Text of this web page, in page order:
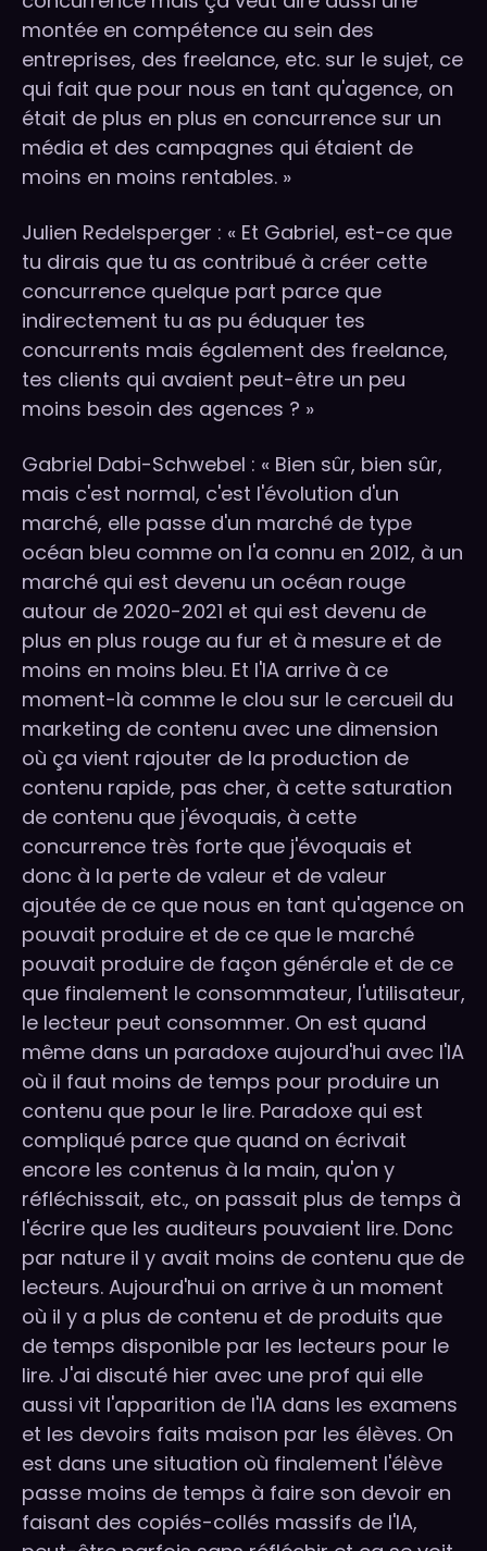
montée en compétence au sein des
entreprises, des freelance, etc. sur le sujet, ce
qui fait que pour nous en tant qu'agence, on
était de plus en plus en concurrence sur un
média et des campagnes qui étaient de
moins en moins rentables. »
Julien Redelsperger : « Et Gabriel, est-ce que
tu dirais que tu as contribué à créer cette
concurrence quelque part parce que
indirectement tu as pu éduquer tes
concurrents mais également des freelance,
tes clients qui avaient peut-être un peu
moins besoin des agences ? »
Gabriel Dabi-Schwebel : « Bien sûr, bien sûr,
mais c'est normal, c'est l'évolution d'un
marché, elle passe d'un marché de type
océan bleu comme on l'a connu en 2012, à un
marché qui est devenu un océan rouge
autour de 2020-2021 et qui est devenu de
plus en plus rouge au fur et à mesure et de
moins en moins bleu. Et l'IA arrive à ce
moment-là comme le clou sur le cercueil du
marketing de contenu avec une dimension
où ça vient rajouter de la production de
contenu rapide, pas cher, à cette saturation
de contenu que j'évoquais, à cette
concurrence très forte que j'évoquais et
donc à la perte de valeur et de valeur
ajoutée de ce que nous en tant qu'agence on
pouvait produire et de ce que le marché
pouvait produire de façon générale et de ce
que finalement le consommateur, l'utilisateur,
le lecteur peut consommer. On est quand
même dans un paradoxe aujourd'hui avec l'IA
où il faut moins de temps pour produire un
contenu que pour le lire. Paradoxe qui est
compliqué parce que quand on écrivait
encore les contenus à la main, qu'on y
réfléchissait, etc., on passait plus de temps à
l'écrire que les auditeurs pouvaient lire. Donc
par nature il y avait moins de contenu que de
lecteurs. Aujourd'hui on arrive à un moment
où il y a plus de contenu et de produits que
de temps disponible par les lecteurs pour le
lire. J'ai discuté hier avec une prof qui elle
aussi vit l'apparition de l'IA dans les examens
et les devoirs faits maison par les élèves. On
est dans une situation où finalement l'élève
passe moins de temps à faire son devoir en
faisant des copiés-collés massifs de l'IA,